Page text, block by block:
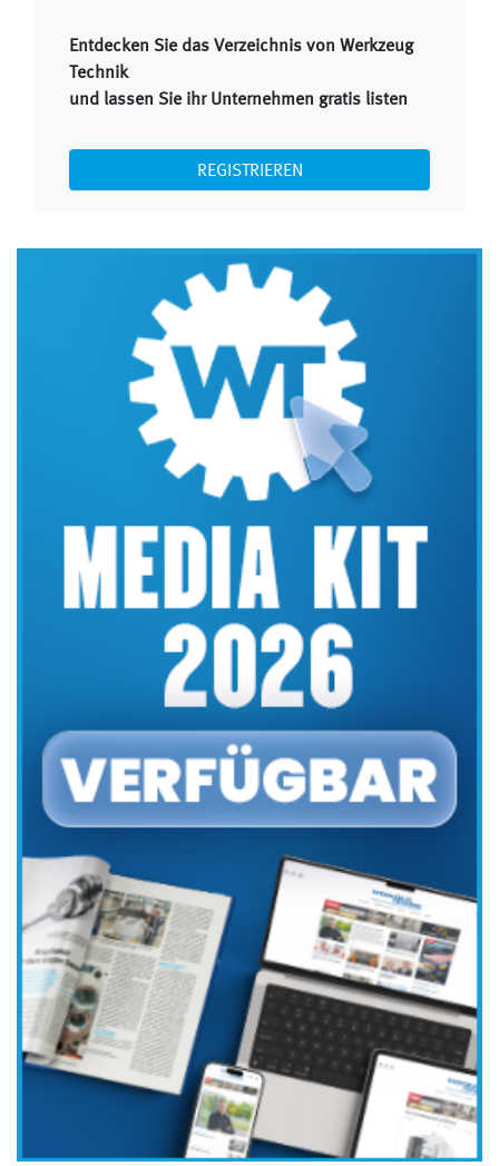
Entdecken Sie das Verzeichnis von Werkzeug
Technik
und lassen Sie ihr Unternehmen gratis listen
REGISTRIEREN